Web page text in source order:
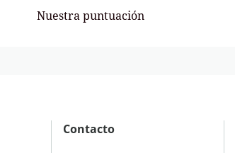
Nuestra puntuación
Contacto